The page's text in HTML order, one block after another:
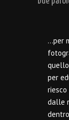
…per
per
riesco
dalle